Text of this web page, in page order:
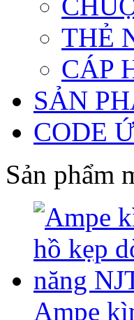
THẺ
CÁP
SẢN
CODE
Sản phẩm
Ampe